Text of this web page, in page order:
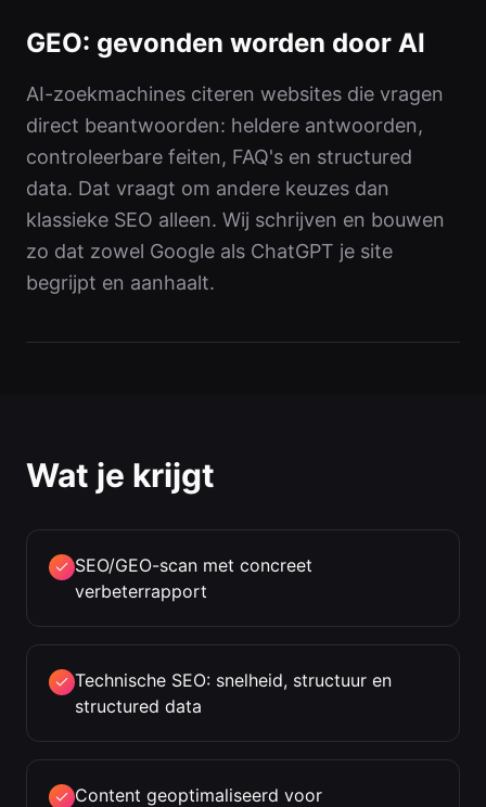
GEO: gevonden worden door AI
AI-zoekmachines citeren websites die vragen
direct beantwoorden: heldere antwoorden,
controleerbare feiten, FAQ's en structured
data. Dat vraagt om andere keuzes dan
klassieke SEO alleen. Wij schrijven en bouwen
zo dat zowel Google als ChatGPT je site
begrijpt en aanhaalt.
Wat je krijgt
SEO/GEO-scan met concreet
verbeterrapport
Technische SEO: snelheid, structuur en
structured data
Content geoptimaliseerd voor